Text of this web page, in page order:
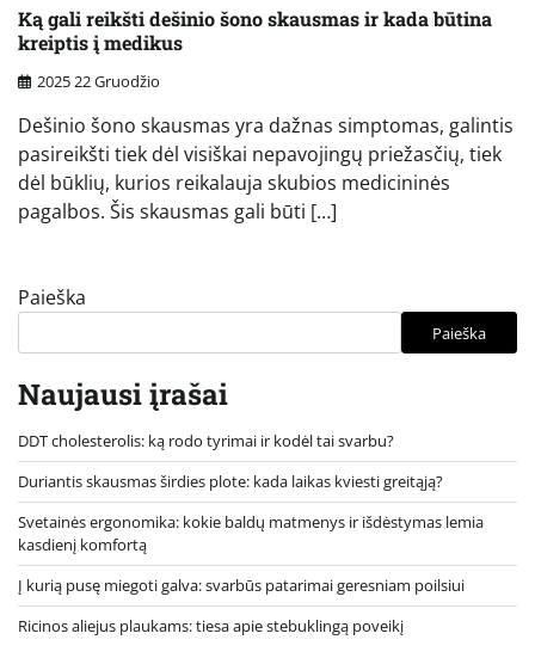
Ką gali reikšti dešinio šono skausmas ir kada būtina
kreiptis į medikus
2025 22 Gruodžio
Dešinio šono skausmas yra dažnas simptomas, galintis
pasireikšti tiek dėl visiškai nepavojingų priežasčių, tiek
dėl būklių, kurios reikalauja skubios medicininės
pagalbos. Šis skausmas gali būti […]
Paieška
Paieška
Naujausi įrašai
DDT cholesterolis: ką rodo tyrimai ir kodėl tai svarbu?
Duriantis skausmas širdies plote: kada laikas kviesti greitąją?
Svetainės ergonomika: kokie baldų matmenys ir išdėstymas lemia
kasdienį komfortą
Į kurią pusę miegoti galva: svarbūs patarimai geresniam poilsiui
Ricinos aliejus plaukams: tiesa apie stebuklingą poveikį